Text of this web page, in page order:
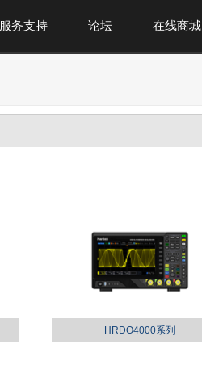
在线商城
论坛
服务支持
HRDO4000系列